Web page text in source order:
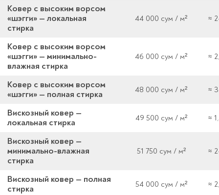
Ковер с высоким ворсом
«шэгги» — локальная
стирка
44 000 сум / м² ≈
Ковер с высоким ворсом
«шэгги» — минимально-
влажная стирка
46 000 сум / м² ≈
Ковер с высоким ворсом
«шэгги» — полная стирка
48 000 сум / м² ≈
Вискозный ковер —
локальная стирка
49 500 сум / м² ≈
Вискозный ковер —
минимально-влажная
стирка
51 750 сум / м² ≈
Вискозный ковер — полная
стирка
54 000 сум / м² ≈